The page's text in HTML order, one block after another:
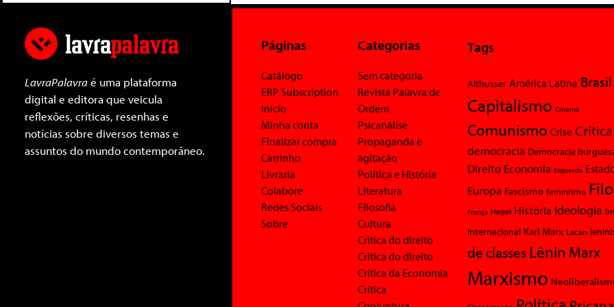
LavraPalavraé uma plataforma
digital e editora que veicula
reflexões, críticas, resenhas e
notícias sobre diversos temas e
assuntos do mundo contemporâneo.
Páginas
Catálogo
ERP Subscription
Início
Minha conta
Finalizar compra
Carrinho
Livraria
Colabore
Redes Sociais
Sobre
Categorias
Sem categoria
Revista Palavra de
Ordem
Psicanálise
Propaganda e
agitação
Política e História
Literatura
Filosofia
Cultura
Crítica do direito
Crítica do direito
Crítica da Economia
Crítica
Tags
Althusser América Latina Brasil
Capitalismo Cinema
Comunismo Crise Crítica
democracia Democracia
Direito Economia Esquerda
Europa Fascismo feminismo
França Hegel História Ideologia
Internacional Karl Marx Lacan
de classesLênin Marx
Marxismo